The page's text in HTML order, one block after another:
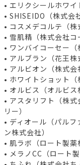
• エリクシールホワイ
• SHISEIDO（株式会
• コスメデコルテ（株
• 雪肌精（株式会社コ
• ワンバイコーセー（
• アルブラン（花王株
• アルビオン（株式会
• ホワイトショット（
• オルビス（オルビス
• アスタリフト（株
リー）
• ディオール（パル
ン株式会社）
• 肌ラボ（ロート製薬
• メラノCC（ロート